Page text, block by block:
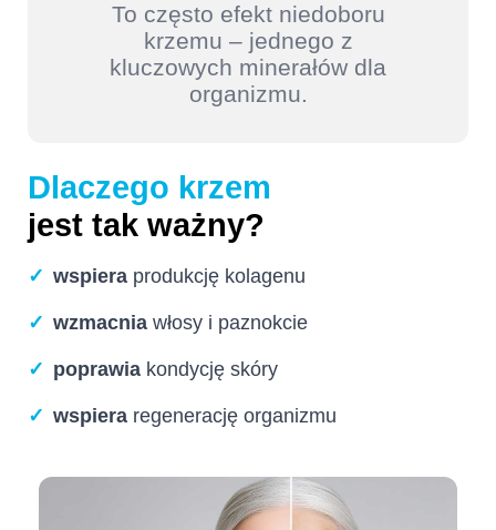
To często efekt niedoboru
krzemu – jednego z
kluczowych minerałów dla
organizmu.
Dlaczego krzem
jest tak ważny?
✓ wspiera produkcję kolagenu
✓ wzmacnia włosy i paznokcie
✓ poprawia kondycję skóry
✓ wspiera regenerację organizmu